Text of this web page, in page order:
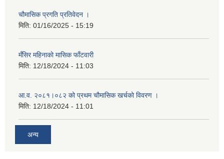
चौमासिक प्रगति प्रतिवेदन ।
मिति: 01/16/2025 - 15:19
मँसिर महिनाको मासिक फाँटवारी
मिति: 12/18/2024 - 11:03
आ.व. २०८१।०८२ को प्रथम चौमासिक खर्चको विवरण ।
मिति: 12/18/2024 - 11:01
अन्य